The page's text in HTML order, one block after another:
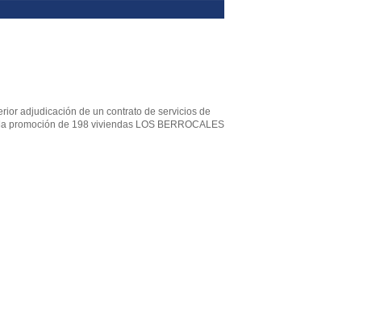
adjudicación de un contrato de servicios de
promoción de 198 viviendas LOS BERROCALES